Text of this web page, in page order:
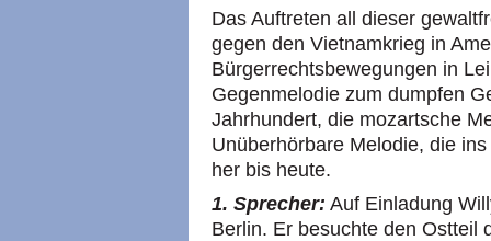
Das Auftreten all dieser
gegen den Vietnamkrieg in
Bürgerrechtsbewegungen in
Gegenmelodie zum dumpfen
Jahrhundert, die mozartsche
Unüberhörbare Melodie, die
her bis heute.
1. Sprecher: Auf Einladung
Berlin. Er besuchte den Ostteil